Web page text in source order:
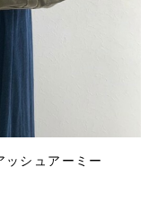
シュアーミー